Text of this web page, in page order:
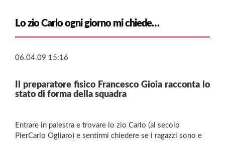
Lo zio Carlo ogni giorno mi chiede…
06.04.09 15:16
Il preparatore fisico Francesco Gioia racconta lo
stato di forma della squadra
Entrare in palestra e trovare lo zio Carlo (al secolo
PierCarlo Ogliaro) e sentirmi chiedere se i ragazzi sono e